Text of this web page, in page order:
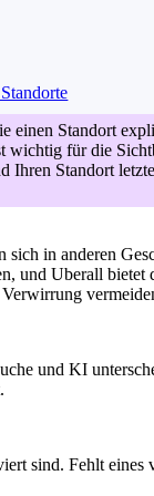
einen Standort
für die
Ihren Standort
in anderen
Uberall
und KI
sind. Fehlt